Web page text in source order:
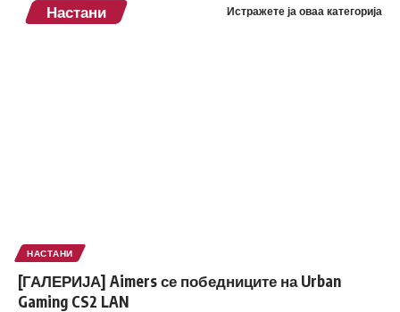
Настани Истражете ја оваа категорија
НАСТАНИ
[ГАЛЕРИЈА] Aimers се победниците на Urban
Gaming CS2 LAN